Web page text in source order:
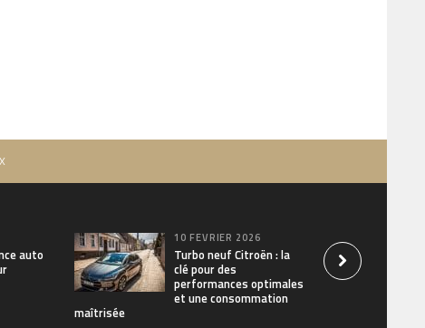
auto
10 FÉVRIER 2026
Turbo neuf Citroën : la
clé pour des
performances optimales
et une consommation
maîtrisée